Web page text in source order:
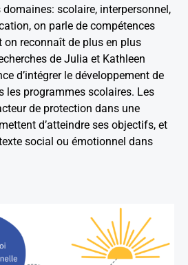
scolaire, interpersonnel,
on parle de compétences
on reconnaît de plus en plus
de Julia et Kathleen
d’intégrer le développement de
les programmes scolaires. Les
de protection dans une
d’atteindre ses objectifs, et
social ou émotionnel dans